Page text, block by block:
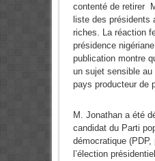
contenté de retirer
liste des présidents
riches. La réaction
présidence
publication montre
un sujet sensible au
pays producteur de
M. Jonathan a été
candidat du Parti
démocratique
l’élection